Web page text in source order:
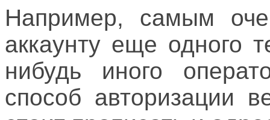
Например, самым
аккаунту еще одного
нибудь иного
способ авторизации